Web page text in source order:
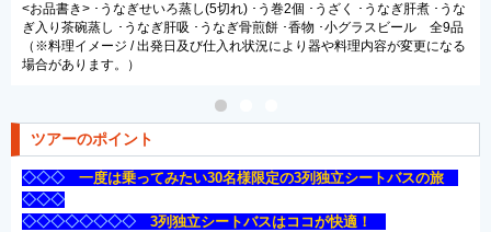
<お品書き> ･うなぎせいろ蒸し(5切れ) ･う巻2個 ･うざく ･うなぎ肝煮 ･うな
ぎ入り茶碗蒸し ･うなぎ肝吸 ･うなぎ骨煎餅 ･香物 ･小グラスビール 全9品
（※料理イメージ / 出発日及び仕入れ状況により器や料理内容が変更になる
場合があります。）
ツアーのポイント
◇◇◇
一度は乗ってみたい30名様限定の3列独立シートバスの旅
◇◇◇
◇◇◇◇◇◇◇◇ 3列独立シートバスはココが快適！